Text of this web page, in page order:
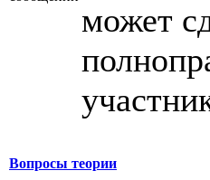
может
Вопросы теории